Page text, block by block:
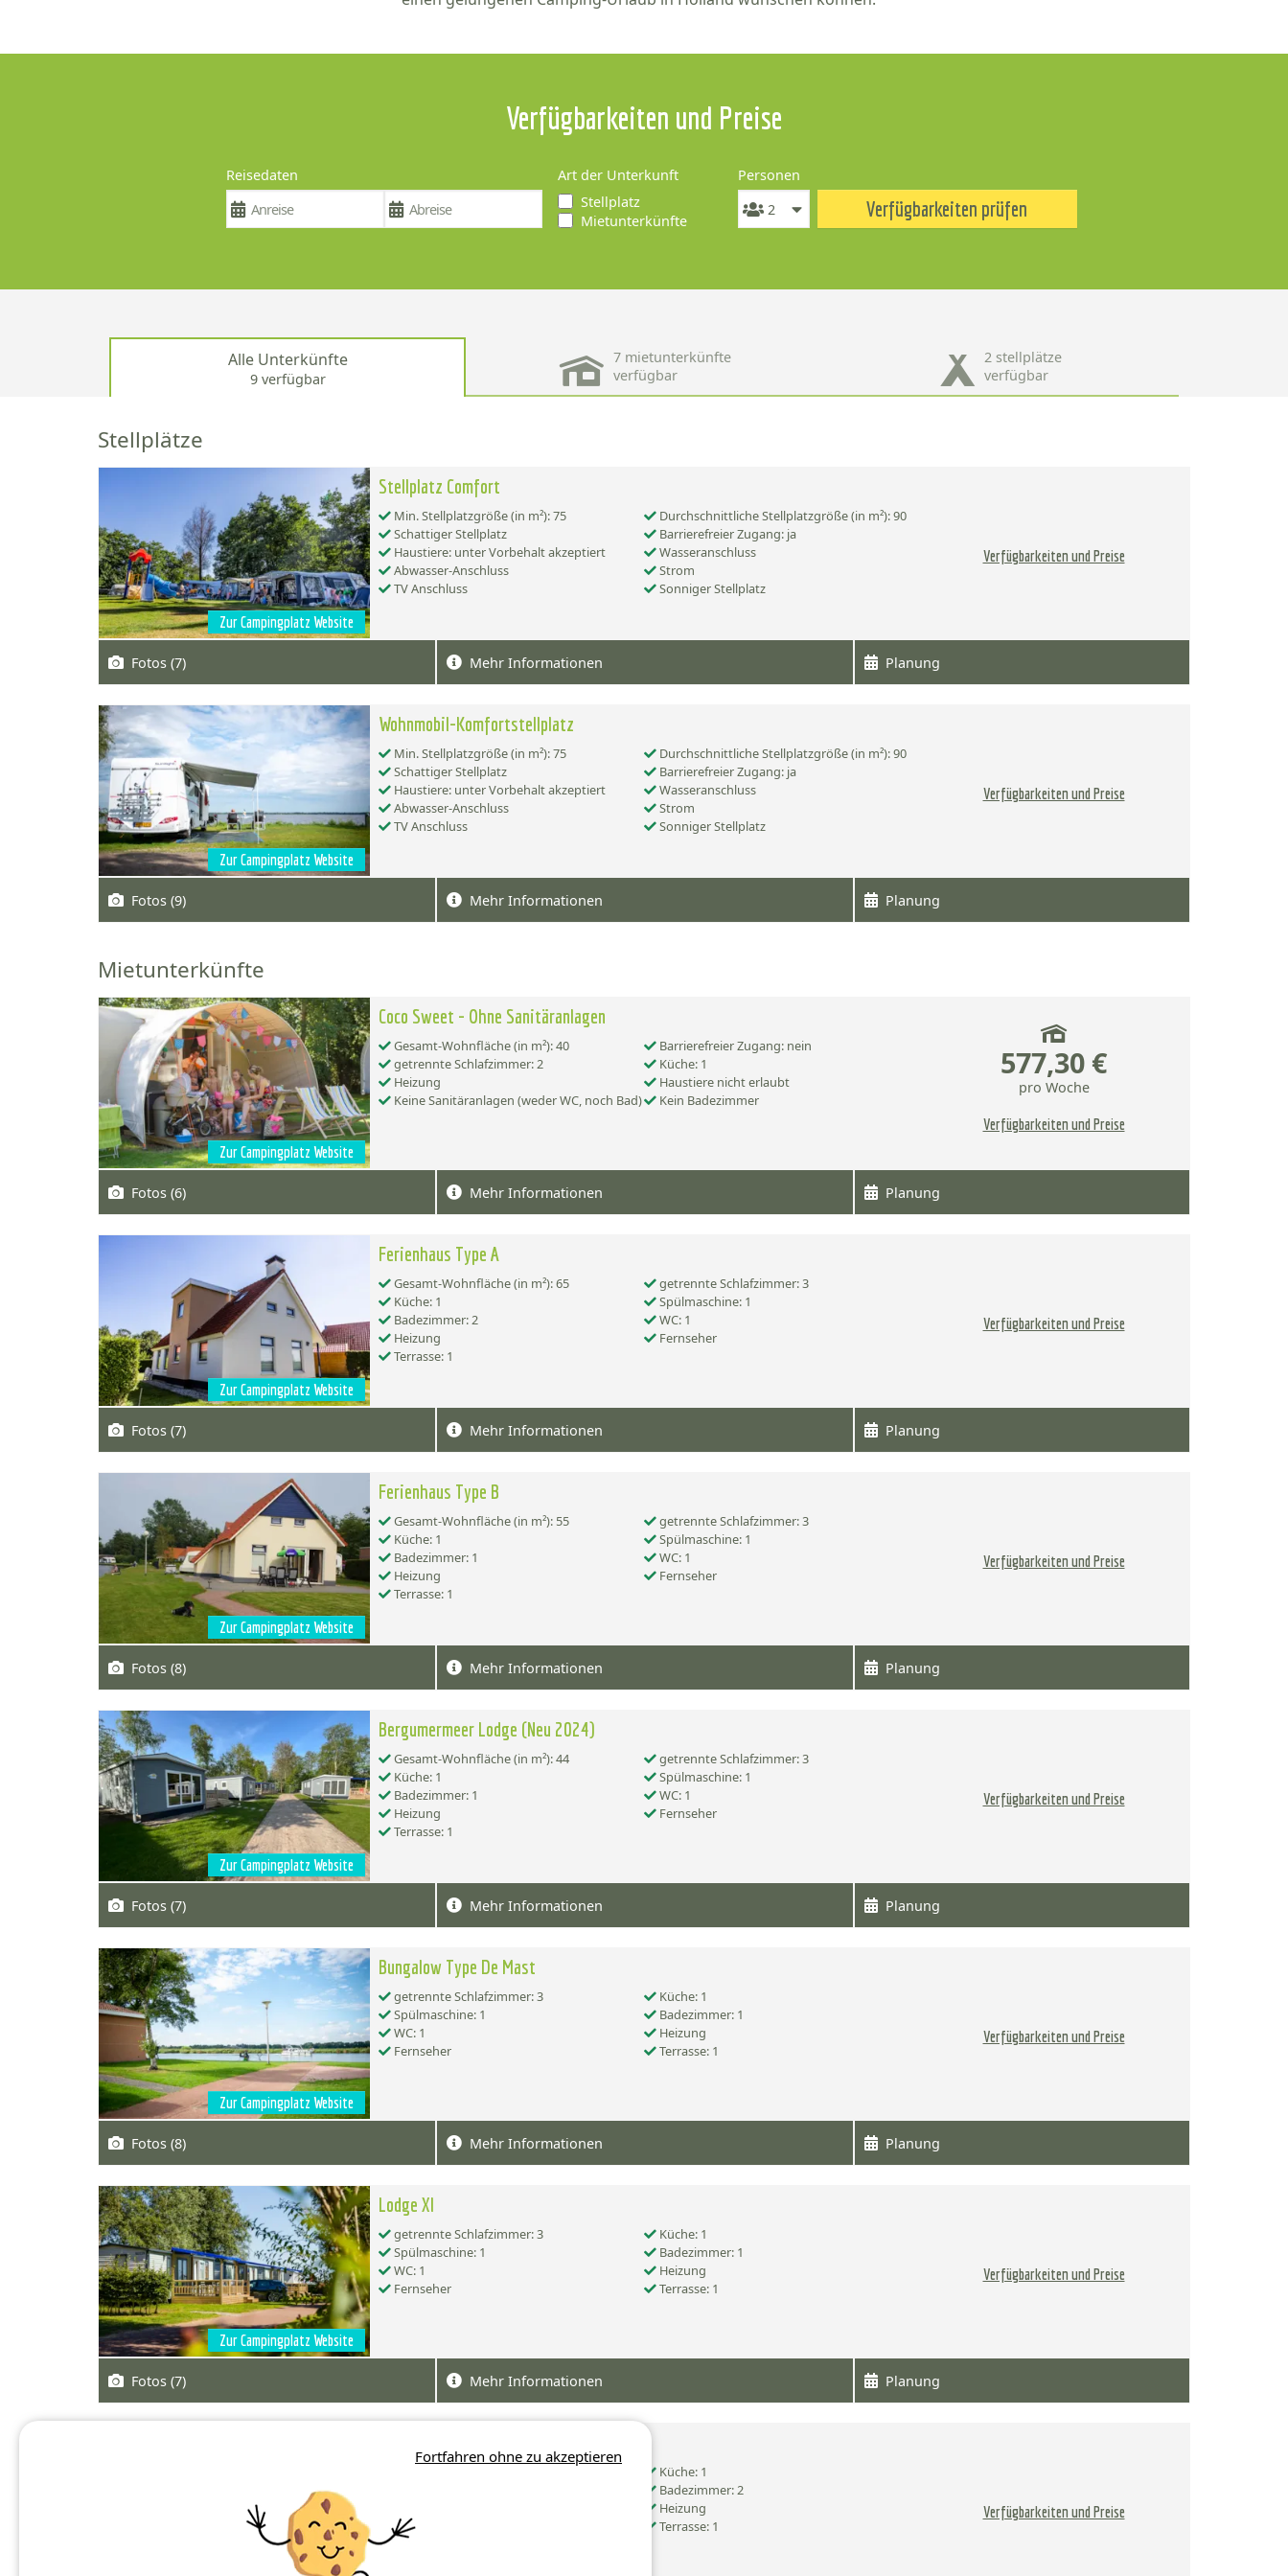
Verfügbarkeiten und Preise
Reisedaten
Art der Unterkunft
Stellplatz
Mietunterkünfte
Personen
Verfügbarkeiten prüfen
Alle Unterkünfte
9 verfügbar
7 mietunterkünfte
verfügbar
2 stellplätze
verfügbar
Stellplätze
Zur Campingplatz Website
Stellplatz Comfort
Min. Stellplatzgröße (in m²): 75
Durchschnittliche Stellplatzgröße (in m²): 90
Schattiger Stellplatz
Barrierefreier Zugang: ja
Haustiere: unter Vorbehalt akzeptiert
Wasseranschluss
Abwasser-Anschluss
Strom
TV Anschluss
Sonniger Stellplatz
Verfügbarkeiten und Preise
Fotos (7) Mehr Informationen Planung
Zur Campingplatz Website
Wohnmobil-Komfortstellplatz
Min. Stellplatzgröße (in m²): 75
Durchschnittliche Stellplatzgröße (in m²): 90
Schattiger Stellplatz
Barrierefreier Zugang: ja
Haustiere: unter Vorbehalt akzeptiert
Wasseranschluss
Abwasser-Anschluss
Strom
TV Anschluss
Sonniger Stellplatz
Verfügbarkeiten und Preise
Fotos (9) Mehr Informationen Planung
Mietunterkünfte
Zur Campingplatz Website
Coco Sweet - Ohne Sanitäranlagen
Gesamt-Wohnfläche (in m²): 40
Barrierefreier Zugang: nein
getrennte Schlafzimmer: 2
Küche: 1
Heizung
Haustiere nicht erlaubt
Keine Sanitäranlagen (weder WC, noch Bad)
Kein Badezimmer
577,30 €
pro Woche
Verfügbarkeiten und Preise
Fotos (6) Mehr Informationen Planung
Zur Campingplatz Website
Ferienhaus Type A
Gesamt-Wohnfläche (in m²): 65
getrennte Schlafzimmer: 3
Küche: 1
Spülmaschine: 1
Badezimmer: 2
WC: 1
Heizung
Fernseher
Terrasse: 1
Verfügbarkeiten und Preise
Fotos (7) Mehr Informationen Planung
Zur Campingplatz Website
Ferienhaus Type B
Gesamt-Wohnfläche (in m²): 55
getrennte Schlafzimmer: 3
Küche: 1
Spülmaschine: 1
Badezimmer: 1
WC: 1
Heizung
Fernseher
Terrasse: 1
Verfügbarkeiten und Preise
Fotos (8) Mehr Informationen Planung
Zur Campingplatz Website
Bergumermeer Lodge (Neu 2024)
Gesamt-Wohnfläche (in m²): 44
getrennte Schlafzimmer: 3
Küche: 1
Spülmaschine: 1
Badezimmer: 1
WC: 1
Heizung
Fernseher
Terrasse: 1
Verfügbarkeiten und Preise
Fotos (7) Mehr Informationen Planung
Zur Campingplatz Website
Bungalow Type De Mast
getrennte Schlafzimmer: 3
Küche: 1
Spülmaschine: 1
Badezimmer: 1
WC: 1
Heizung
Fernseher
Terrasse: 1
Verfügbarkeiten und Preise
Fotos (8) Mehr Informationen Planung
Zur Campingplatz Website
Lodge Xl
getrennte Schlafzimmer: 3
Küche: 1
Spülmaschine: 1
Badezimmer: 1
WC: 1
Heizung
Fernseher
Terrasse: 1
Verfügbarkeiten und Preise
Fotos (7) Mehr Informationen Planung
Küche: 1
Badezimmer: 2
Heizung
Fernseher
Terrasse: 1
Verfügbarkeiten und Preise
Fortfahren ohne zu akzeptieren